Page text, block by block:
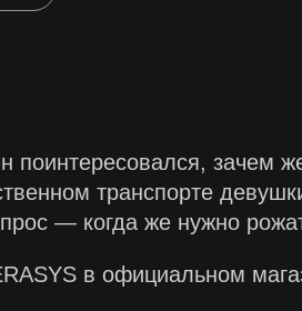
зачем
транспорте
— когда же нужно
в официальном